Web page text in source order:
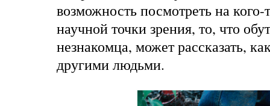
возможность посмотреть на
научной точки зрения, то, что
незнакомца, может рассказать,
другими людьми.